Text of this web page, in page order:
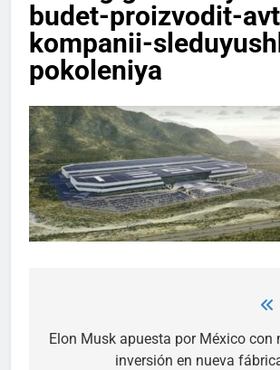
budet-proizvodit-
kompanii-
pokoleniya
navigation
Elon Musk apuesta por México con
inversión en nueva